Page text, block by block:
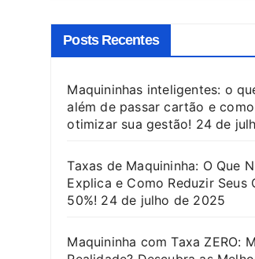
Posts Recentes
Maquininhas inteligentes: o
além de passar cartão e
otimizar sua gestão! 24 de
Taxas de Maquininha: O Que
Explica e Como Reduzir Seus
50%! 24 de julho de 2025
Maquininha com Taxa ZERO: